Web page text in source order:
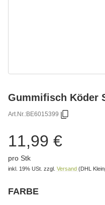
Gummifisch Köder
Art.Nr.:BE6015399
11,99 €
pro Stk
inkl. 19% USt. zzgl. Versand (DHL
FARBE